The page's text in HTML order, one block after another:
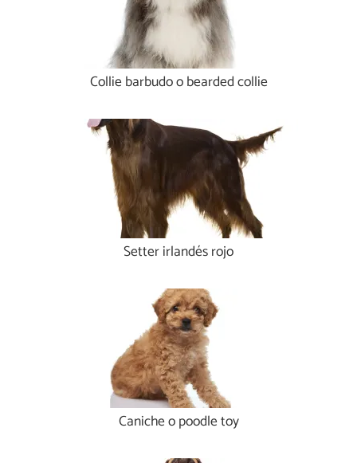
Collie barbudo o bearded collie
Setter irlandés rojo
Caniche o poodle toy